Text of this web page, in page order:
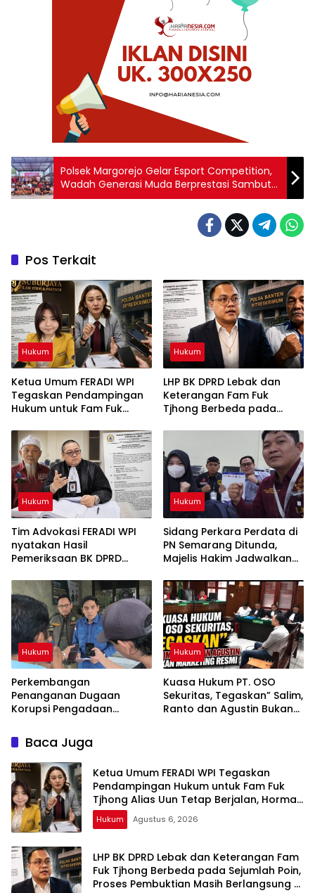
Polsek Margorejo Gelar Esport Competition,
Wadah Generasi Muda Berprestasi Sambut
HUT Bhayangkara ke-80
Pos Terkait
Hukum
Ketua Umum FERADI WPI
Tegaskan Pendampingan
Hukum untuk Fam Fuk
Berjalan, Hormati Proses
Penyidikan dan Hasil
Pemeriksaan BK
Hukum
LHP BK DPRD Lebak dan
Keterangan Fam Fuk
Tjhong Berbeda pada
Pembuktian Masih
Berlangsung di Polda
Banten ujar Revan FERADI
WPI
Hukum
Tim Advokasi FERADI WPI
nyatakan Hasil
Pemeriksaan BK DPRD
Penyidikan Perkara Fam
Fuk Tjhong alias Eyang Uun
Hukum
Sidang Perkara Perdata di
PN Semarang Ditunda,
Majelis Hakim Jadwalkan
Tergugat
Hukum
Perkembangan
Penanganan Dugaan
Korupsi Pengadaan
LPP RRI, Kejari Depok
Tetapkan Satu Tersangka
Baru
Hukum
Kuasa Hukum PT. OSO
Sekuritas, Tegaskan” Salim,
Ranto dan Agustin Bukan
Baca Juga
Ketua Umum FERADI WPI Tegaskan
Pendampingan Hukum untuk Fam Fuk
Tjhong Alias Uun Tetap Berjalan, Hormati
Proses Penyidikan dan Hasil Pemeriksaan
BK
Hukum Agustus 6, 2026
LHP BK DPRD Lebak dan Keterangan Fam
Fuk Tjhong Berbeda pada Sejumlah Poin,
Proses Pembuktian Masih Berlangsung di